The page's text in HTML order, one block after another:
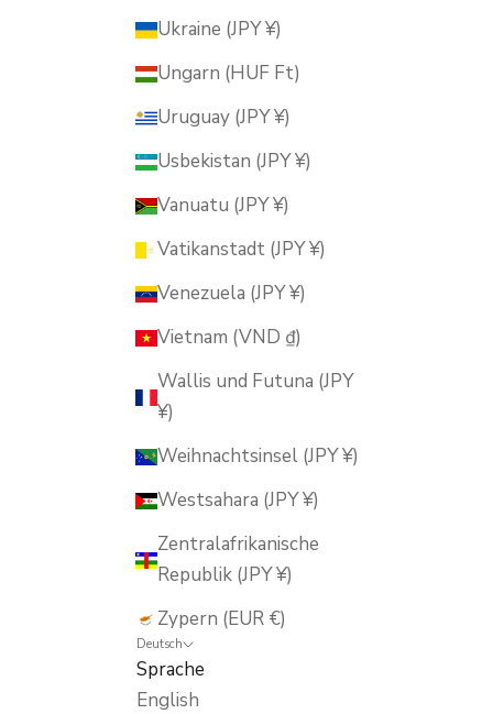
Ukraine (JPY ¥)
Ungarn (HUF Ft)
Uruguay (JPY ¥)
Usbekistan (JPY ¥)
Vanuatu (JPY ¥)
Vatikanstadt (JPY ¥)
Venezuela (JPY ¥)
Vietnam (VND ₫)
Wallis und Futuna (JPY
¥)
Weihnachtsinsel (JPY ¥)
Westsahara (JPY ¥)
Zentralafrikanische
Republik (JPY ¥)
Zypern (EUR €)
Deutsch
Sprache
English